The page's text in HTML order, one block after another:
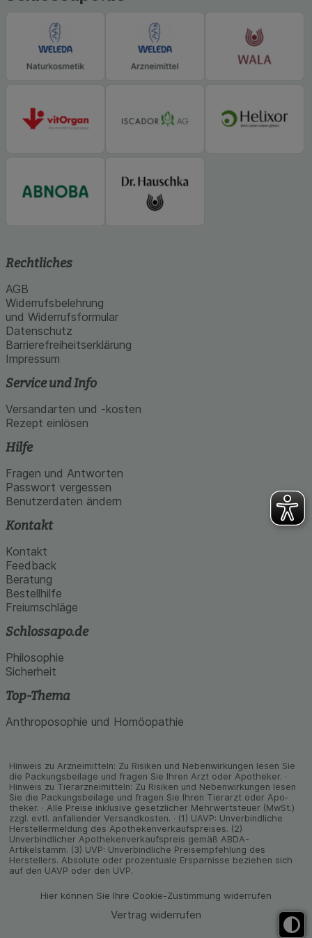
Rechtliches
AGB
Widerrufsbelehrung
und Widerrufsformular
Datenschutz
Barrierefreiheitserklärung
Impressum
Service und Info
Versandarten und -kosten
Rezept einlösen
Hilfe
Fragen und Antworten
Passwort vergessen
Benutzerdaten ändern
Kontakt
Kontakt
Feedback
Beratung
Bestellhilfe
Freiumschläge
Schlossapo.de
Philosophie
Sicherheit
Top-Thema
Anthroposophie und Homöopathie
Hinweis zu Arzneimitteln: Zu Risiken und Neben­wirkungen lesen Sie
die Packungs­beilage und fragen Sie Ihren Arzt oder Apo­theker. ·
Hinweis zu Tier­arz­nei­mitteln: Zu Risiken und Neben­wirkungen lesen
Sie die Packungs­beilage und fragen Sie Ihren Tier­arzt oder Apo­
theker. · Alle Preise inklusive gesetz­licher Mehrwertsteuer (MwSt.)
zzgl. evtl. anfallender Versand­kosten. · (1) UAVP: Unverbindliche
Herstellermeldung des Apothekenverkaufspreises. (2)
Unverbindlicher Apothekenverkaufspreis gemäß ABDA-
Artikelstamm. (3) UVP: Unverbindliche Preisempfehlung des
Herstellers. Absolute oder prozentuale Ersparnisse beziehen sich
auf den UAVP oder den UVP.
Hier können Sie Ihre Cookie-Zustimmung widerrufen
Vertrag widerrufen